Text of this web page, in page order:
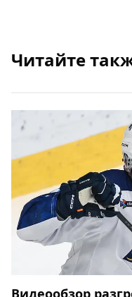
Читайте
Видеообзор